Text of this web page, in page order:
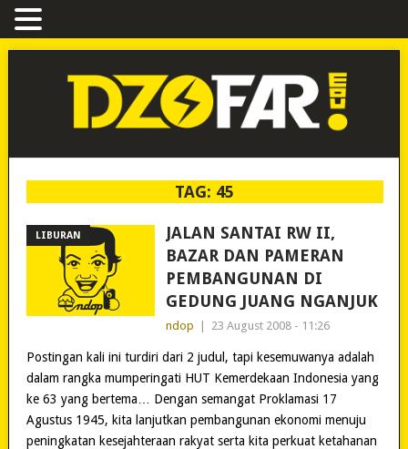
TAG: 45
LIBURAN
JALAN SANTAI RW II,
BAZAR DAN PAMERAN
PEMBANGUNAN DI
GEDUNG JUANG NGANJUK
ndop 23 August 2008 - 11:26
Postingan kali ini turdiri dari 2 judul, tapi kesemuwanya adalah
dalam rangka mumperingati HUT Kemerdekaan Indonesia yang
ke 63 yang bertema… Dengan semangat Proklamasi 17
Agustus 1945, kita lanjutkan pembangunan ekonomi menuju
peningkatan kesejahteraan rakyat serta kita perkuat ketahanan